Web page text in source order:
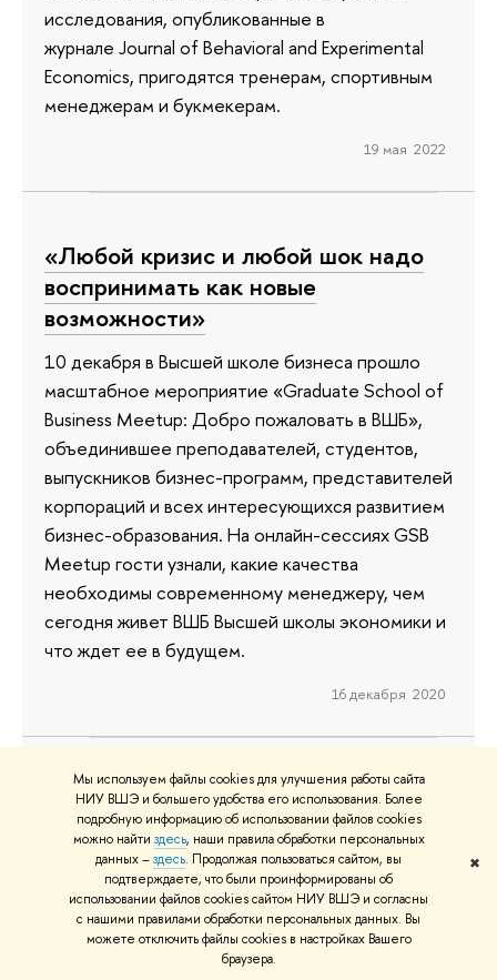
Мы используем файлы cookies для улучшения работы сайта
НИУ ВШЭ и большего удобства его использования. Более
подробную информацию об использовании файлов cookies
можно найти здесь, наши правила обработки персональных
данных –здесь. Продолжая пользоваться сайтом, вы
подтверждаете, что были проинформированы об
использовании файлов cookies сайтом НИУ ВШЭ и согласны
с нашими правилами обработки персональных данных. Вы
можете отключить файлы cookies в настройках Вашего
браузера.
✖
исследования, опубликованные в
журнале Journal of Behavioral and Experimental
Economics, пригодятся тренерам, спортивным
менеджерам и букмекерам.
19 мая 2022
«Любой кризис и любой шок надо
воспринимать как новые
возможности»
10 декабря в Высшей школе бизнеса прошло
масштабное мероприятие «Graduate School of
Business Meetup: Добро пожаловать в ВШБ»,
объединившее преподавателей, студентов,
выпускников бизнес-программ, представителей
корпораций и всех интересующихся развитием
бизнес-образования. На онлайн-сессиях GSB
Meetup гости узнали, какие качества
необходимы современному менеджеру, чем
сегодня живет ВШБ Высшей школы экономики и
что ждет ее в будущем.
16 декабря 2020
Демократия не для всех.
Россияне принимают западные
ценности, но видят их по-своему
Европа хочет жить при демократии. Больше
всего желающих в северных странах, меньше —
в бывших социалистических, особенно в